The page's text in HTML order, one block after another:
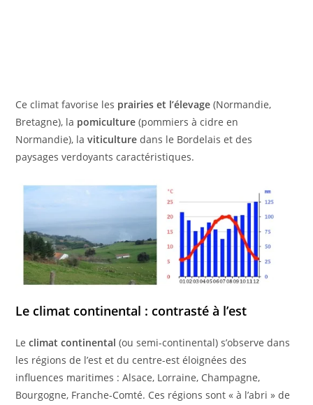
Ce climat favorise les prairies et l’élevage (Normandie,
Bretagne), la pomiculture (pommiers à cidre en
Normandie), laviticulture dans le Bordelais et des
paysages verdoyants caractéristiques.
Le climat continental : contrasté à l’est
Leclimat continental (ou semi-continental) s’observe dans
les régions de l’est et du centre-est éloignées des
influences maritimes : Alsace, Lorraine, Champagne,
Bourgogne, Franche-Comté. Ces régions sont « à l’abri » de